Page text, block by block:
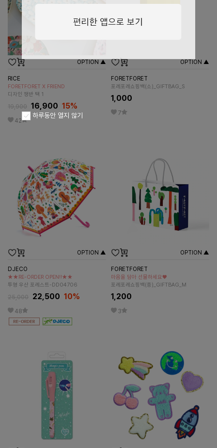
OPTION ▲
RICE
FORETFORET X FRIEND
디자인 쟁반 택 1
19,900 16,900 15%
42
OPTION ▲
FORETFORET
포레포레쇼핑백(소)_GIFTBAG_S
1,000
7
OPTION ▲
DJECO
★★RE-ORDER OPEN!!★★
투명 우산 포레스트-DD04706
25,000 22,500 10%
48
OPTION ▲
FORETFORET
마음을 담아 선물하세요♥
포레포레쇼핑백(중)_GIFTBAG_M
1,200
3
하루동안 열지 않기